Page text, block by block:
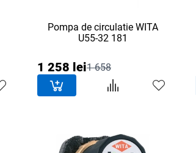
Pompa de circulatie WITA
U55-32 181
1 258 lei1 658